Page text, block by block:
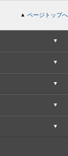
ページトップへ